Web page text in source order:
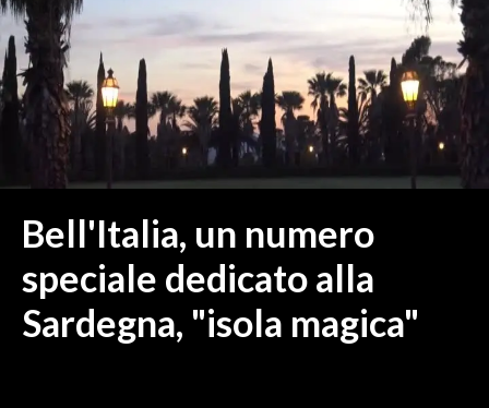
MEDIO CAMPIDANO
ORISTANO E PROVINCIA
SASSARI E PROVINCIA
GALLURA
NUORO E PROVINCIA
OGLIASTRA
ITALIA
MONDO
Bell'Italia, un numero
speciale dedicato alla
Sardegna, "isola magica"